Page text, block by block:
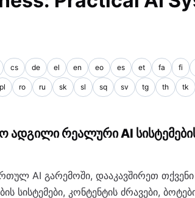
cs de el en eo es et fa fi
pl ro ru sk sl sq sv tg th tk
ადგილი რეალური AI
AI გარემოში, დააკავშირეთ
სისტემები, კონტენტის ძრავები,